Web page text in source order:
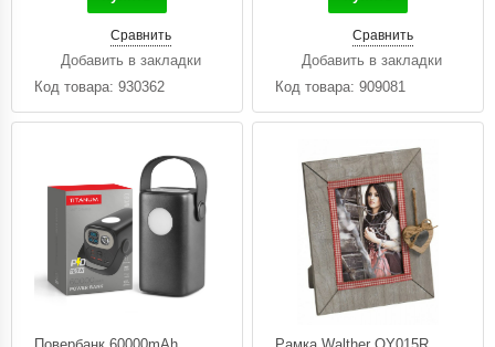
Сравнить
Добавить в закладки
Код товара: 930362
Сравнить
Добавить в закладки
Код товара: 909081